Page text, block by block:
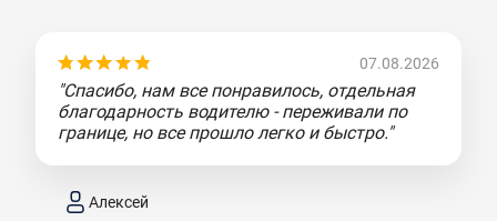
07.08.2026
"Спасибо, нам все понравилось, отдельная
благодарность водителю - переживали по
границе, но все прошло легко и быстро."
Алексей